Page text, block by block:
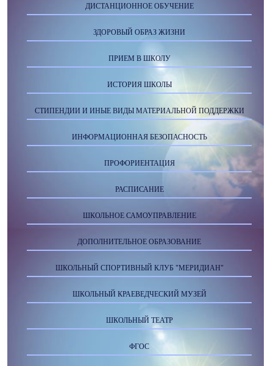
ДИСТАНЦИОННОЕ ОБУЧЕНИЕ
ЗДОРОВЫЙ ОБРАЗ ЖИЗНИ
ПРИЕМ В ШКОЛУ
ИСТОРИЯ ШКОЛЫ
СТИПЕНДИИ И ИНЫЕ ВИДЫ МАТЕРИАЛЬНОЙ ПОДДЕРЖКИ
ИНФОРМАЦИОННАЯ БЕЗОПАСНОСТЬ
ПРОФОРИЕНТАЦИЯ
РАСПИСАНИЕ
ШКОЛЬНОЕ САМОУПРАВЛЕНИЕ
ДОПОЛНИТЕЛЬНОЕ ОБРАЗОВАНИЕ
ШКОЛЬНЫЙ СПОРТИВНЫЙ КЛУБ "МЕРИДИАН"
ШКОЛЬНЫЙ КРАЕВЕДЧЕСКИЙ МУЗЕЙ
ШКОЛЬНЫЙ ТЕАТР
ФГОС